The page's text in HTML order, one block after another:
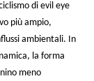
di evil eye
più ampio,
ambientali. In
la forma
meno